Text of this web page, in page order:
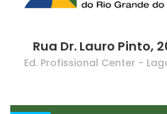
Rua Dr. Lauro Pinto,
Ed. Profissional Center -